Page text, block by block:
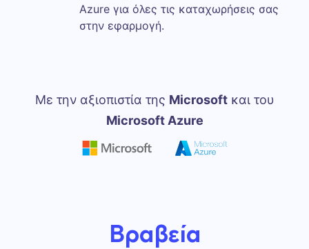
Azure για όλες τις καταχωρήσεις σας
στην εφαρμογή.
Με την αξιοπιστία της Microsoft και του
Microsoft Azure
Βραβεία